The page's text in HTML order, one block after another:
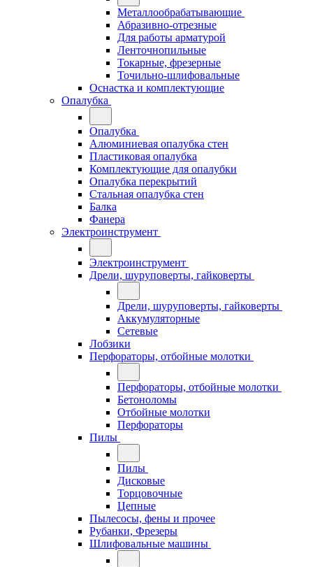
Металлообрабатывающие
Абразивно-отрезные
Для работы арматурой
Ленточнопильные
Токарные, фрезерные
Точильно-шлифовальные
Оснастка и комплектующие
Опалубка
Опалубка
Алюминиевая опалубка стен
Пластиковая опалубка
Комплектующие для опалубки
Опалубка перекрытий
Стальная опалубка стен
Балка
Фанера
Электроинструмент
Электроинструмент
Дрели, шуруповерты, гайковерты
Дрели, шуруповерты, гайковерты
Аккумуляторные
Сетевые
Лобзики
Перфораторы, отбойные молотки
Перфораторы, отбойные молотки
Бетоноломы
Отбойные молотки
Перфораторы
Пилы
Пилы
Дисковые
Торцовочные
Цепные
Пылесосы, фены и прочее
Рубанки, Фрезеры
Шлифовальные машины